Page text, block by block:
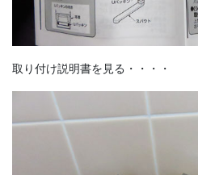
取り付け説明書を見る・・・・